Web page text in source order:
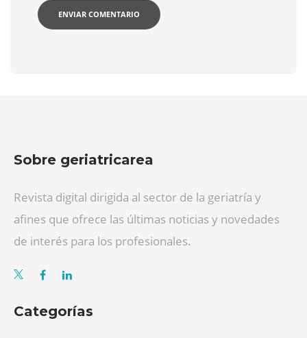
Sobre geriatricarea
Revista digital dirigida al sector de la geriatría y
afines que ofrece las últimas noticias y novedades
de interés para los profesionales.
Categorías